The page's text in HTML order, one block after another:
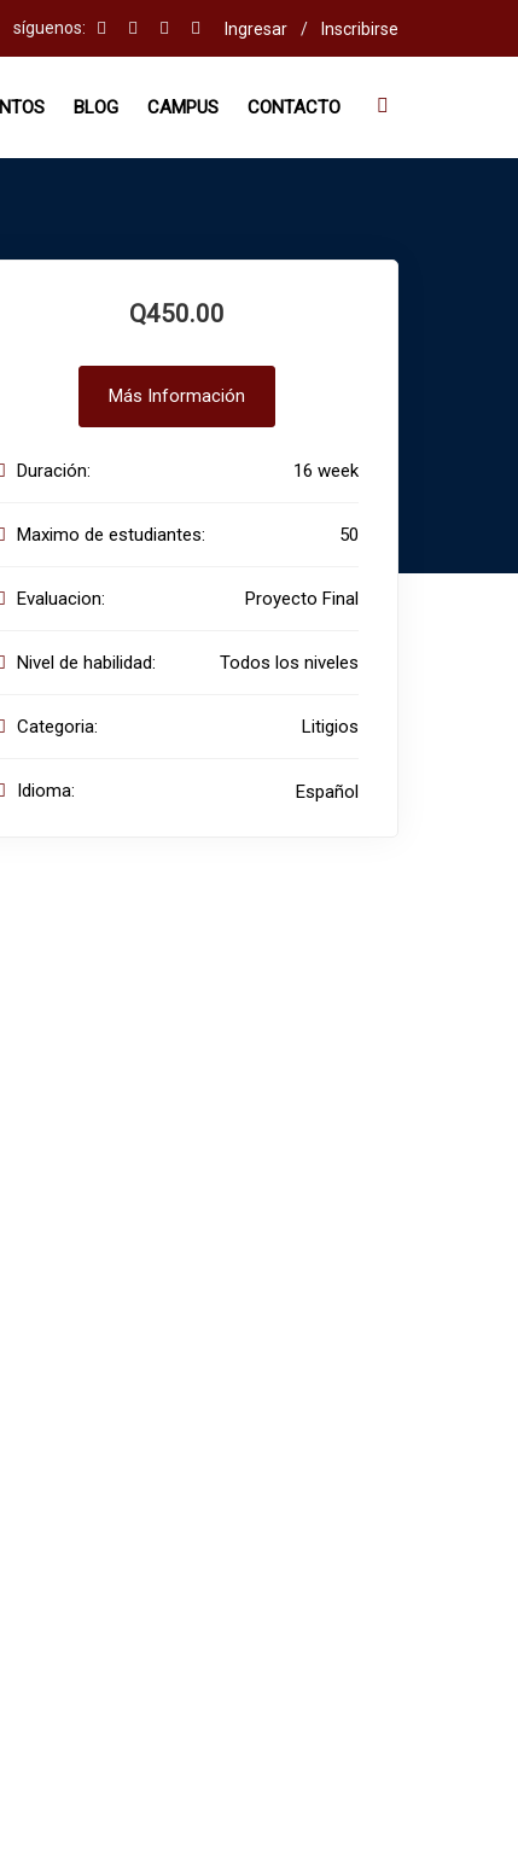
síguenos: Ingresar / Inscribirse
BLOG CAMPUS CONTACTO
Q450.00
Más Información
Duración: 16 week
Maximo de estudiantes: 50
Evaluacion: Proyecto Final
Nivel de habilidad: Todos los niveles
Categoria: Litigios
Idioma: Español